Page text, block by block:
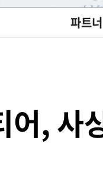
파트
어, 사